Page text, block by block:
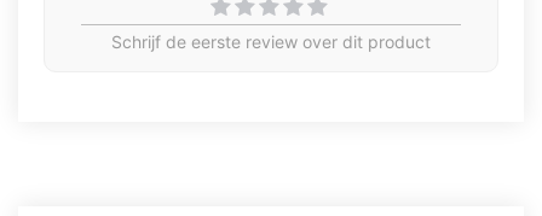
Schrijf de eerste review over dit product